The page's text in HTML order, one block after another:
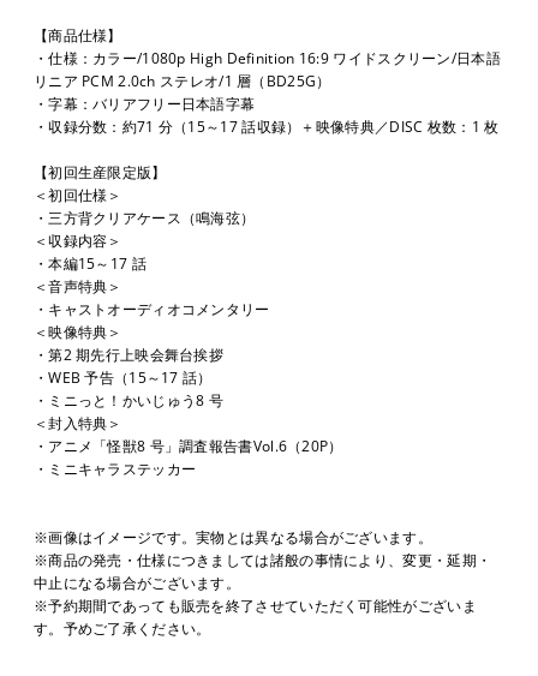
【商品仕様】
・仕様：カラー/1080p High Definition 16:9 ワイドスクリーン/日本語
リニア PCM 2.0ch ステレオ/1 層（BD25G）
・字幕：バリアフリー日本語字幕
・収録分数：約71 分（15～17 話収録）＋映像特典／DISC 枚数：1 枚
【初回生産限定版】
＜初回仕様＞
・三方背クリアケース（鳴海弦）
＜収録内容＞
・本編15～17 話
＜音声特典＞
・キャストオーディオコメンタリー
＜映像特典＞
・第2 期先行上映会舞台挨拶
・WEB 予告（15～17 話）
・ミニっと！かいじゅう8 号
＜封入特典＞
・アニメ「怪獣8 号」調査報告書Vol.6（20P）
・ミニキャラステッカー
※画像はイメージです。実物とは異なる場合がございます。
※商品の発売・仕様につきましては諸般の事情により、変更・延期・
中止になる場合がございます。
※予約期間であっても販売を終了させていただく可能性がございま
す。予めご了承ください。